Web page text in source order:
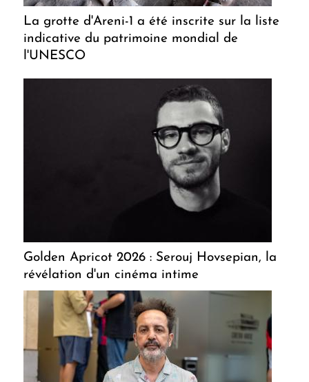
La grotte d'Areni-1 a été inscrite sur la liste
indicative du patrimoine mondial de
l'UNESCO
Golden Apricot 2026 : Serouj Hovsepian, la
révélation d'un cinéma intime